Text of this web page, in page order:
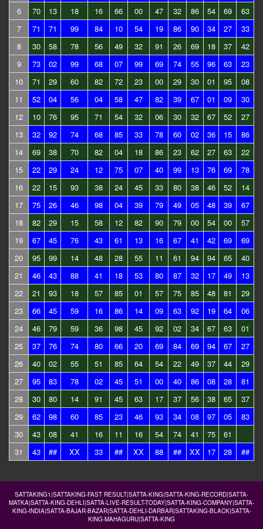
6
70 13 18 16 66 00 47 32 86 54 69
63
7
71 71 99 84 10 54 19 86 90 34 27
33
8
30 58 78 56 49 32 91 26 69 18 37
42
9
73 02 99 68 07 99 69 74 55 96 63
23
10
71 29 60 82 72 23 00 29 30 01 95
08
11
52 04 56 04 58 47 82 39 67 01 09
30
12
10 76 95 71 54 32 06 30 32 67 52
27
13
32 92 74 68 85 33 78 60 02 36 15
86
14
69 38 70 82 04 18 86 23 62 27 63
22
15
22 29 24 12 75 07 40 99 13 76 69
78
16
22 15 93 38 24 45 33 80 38 46 52
14
17
75 26 46 98 04 39 79 49 05 48 39
67
18
82 29 15 58 12 82 90 79 00 54 00
57
19
67 45 76 43 61 13 16 67 41 42 69
69
20
95 99 14 48 28 55 11 61 94 94 65
40
21
46 43 88 41 18 53 80 87 32 17 49
13
22
21 93 18 57 85 01 57 75 85 48 81
29
23
66 45 59 16 86 14 09 63 92 19 64
06
24
46 79 59 36 98 45 92 02 34 67 63
01
25
37 76 74 80 66 20 69 84 69 94 67
27
26
40 02 55 51 85 64 54 22 49 37 44
29
27
95 83 78 02 45 51 00 40 86 08 28
81
28
30 80 14 91 45 63 17 37 56 38 65
37
29
62 98 60 85 23 46 93 34 08 97 05
83
30
43 08 41 16 11 16 54 74 41 75
61
31
43 ## XX 33 ## XX 88 ## XX 17 28 ##
SATTAKING1|SATTAKING-FAST RESULT|SATTA-KING|SATTA-KING-RECORD|SATTA-
MATKA|SATTA-KING-DEHLI|SATTA-LIVE-RESULT-TODAY|SATTA-KING-COMPANY|SATTA-
KING-INDIA|SATTA-BAJAR-BAZAR|SATTA-DEHLI-DARBAR|SATTAKING-BLACK|SATTA-
KING-MAHAGURU|SATTA-KING